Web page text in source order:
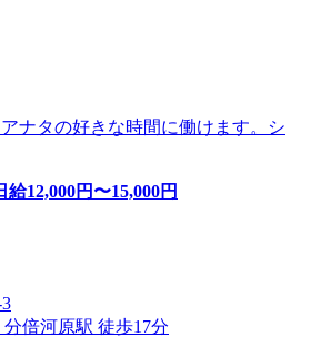
ナタの好きな時間に働けます。シ
給12,000円〜15,000円
倍河原駅 徒歩17分